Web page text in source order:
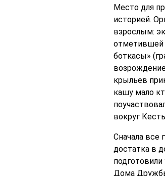
Место для
историей.
взрослым:
отметившей
боткасы»
крыльев
кашу мало
вокруг
Сначала все
достатка в
Дома Дружбы